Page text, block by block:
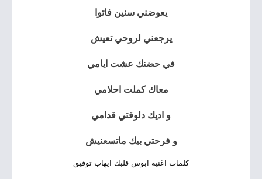
يعوضني سنين فاتوا
يرجعني لروحي تعيش
في حضنك عشت ايامي
معاك كملت احلامي
و اديك دلوقتي قدامي
و فرحتي بيك ماتسعنيش
كلمات اغنية ابوس قلبك ايهاب توفيق